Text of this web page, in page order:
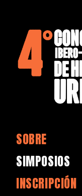
SOBRE
SIMPOSIOS
INSCRIPCIÓN